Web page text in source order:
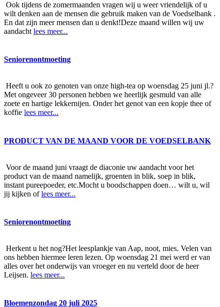
Ook tijdens de zomermaanden vragen wij u weer vriendelijk of u
wilt denken aan de mensen die gebruik maken van de Voedselbank .
En dat zijn meer mensen dan u denkt!Deze maand willen wij uw
aandacht lees meer...
Seniorenontmoeting
Heeft u ook zo genoten van onze high-tea op woensdag 25 juni jl.?
Met ongeveer 30 personen hebben we heerlijk gesmuld van alle
zoete en hartige lekkernijen. Onder het genot van een kopje thee of
koffie lees meer...
PRODUCT VAN DE MAAND VOOR DE VOEDSELBANK
Voor de maand juni vraagt de diaconie uw aandacht voor het
product van de maand namelijk, groenten in blik, soep in blik,
instant pureepoeder, etc.Mocht u boodschappen doen… wilt u, wil
jij kijken oflees meer...
Seniorenontmoeting
Herkent u het nog?Het leesplankje van Aap, noot, mies. Velen van
ons hebben hiermee leren lezen. Op woensdag 21 mei werd er van
alles over het onderwijs van vroeger en nu verteld door de heer
Leijsen. lees meer...
Bloemenzondag 20 juli 2025